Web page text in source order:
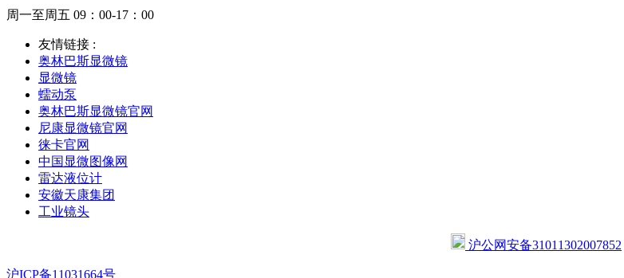
周一至周五 09：00-17：00
友情链接 :
奥林巴斯显微镜
显微镜
蠕动泵
奥林巴斯显微镜官网
尼康显微镜官网
徕卡官网
中国显微图像网
雷达液位计
安徽天康集团
工业镜头
沪公网安备31011302007852
沪ICP备11031664号